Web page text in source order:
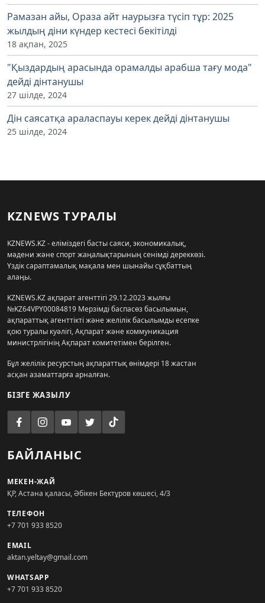
Рамазан айы, Ораза айт наурызға түсіп тұр: 2025
жылдың діни күндер кестесі бекітілді
18 ақпан, 2025
"Қыздардың арасында орамалды арабша тағу мода"
дейді дінтанушы
27 шілде, 2024
Дін саясатқа араласпауы керек дейді дінтанушы
25 шілде, 2024
KZNEWS ТУРАЛЫ
KZNEWS.KZ - еліміздегі басты саяси, экономикалық,
мәдени және спорт жаңалықтарының сенімді дереккөзі.
Үздік сараптамалық мақала мен шынайы сұқбаттың
алаңы.
KZNEWS.KZ ақпарат агенттігі 29.12.2023 жылғы
№KZ64VPY00084819 Мерзімді баспасөз басылымын,
ақпараттық агенттікті және желілік басылымды есепке
қою туралы куәлігі, Ақпарат және коммуникация
министрлігінің Ақпарат комитетімен берілген.
Бұл желілік ресурстың ақпараттық өнімдері 18 жастан
асқан азаматтарға арналған.
БІЗГЕ ЖАЗЫЛУ
БАЙЛАНЫС
МЕКЕН-ЖАЙ
ҚР, Астана қаласы, Әбікен Бектұров көшесі, 4/3
ТЕЛЕФОН
+7 701 933 8520
EMAIL
aktan.yeltay@gmail.com
WHATSAPP
+7 701 933 8520